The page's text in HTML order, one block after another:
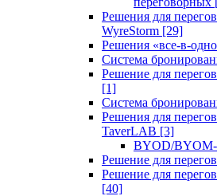
Решения для
WyreStorm [29]
Решения «все-в-
Система
Решение для
[1]
Система
Решения для
TaverLAB [3]
BYOD/
Решение для
Решение для
[40]